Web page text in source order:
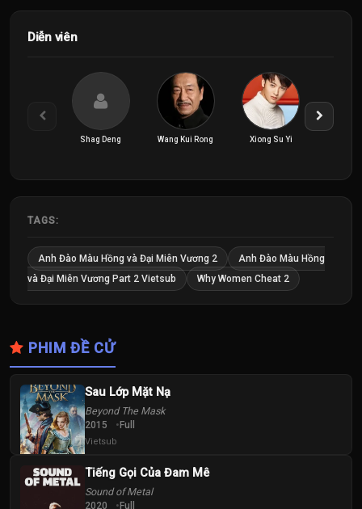
Diễn viên
Shag Deng Wang Kui Rong Xiong Su Yi
TAGS:
Anh Đào Màu Hồng và Đại Miên Vương 2
Anh Đào Màu Hồng
và Đại Miên Vương Part 2 Vietsub
Why Women Cheat 2
PHIM ĐỀ CỬ
Sau Lớp Mặt Nạ
Beyond The Mask
2015 Full
Vietsub
Tiếng Gọi Của Đam Mê
Sound of Metal
2020 Full